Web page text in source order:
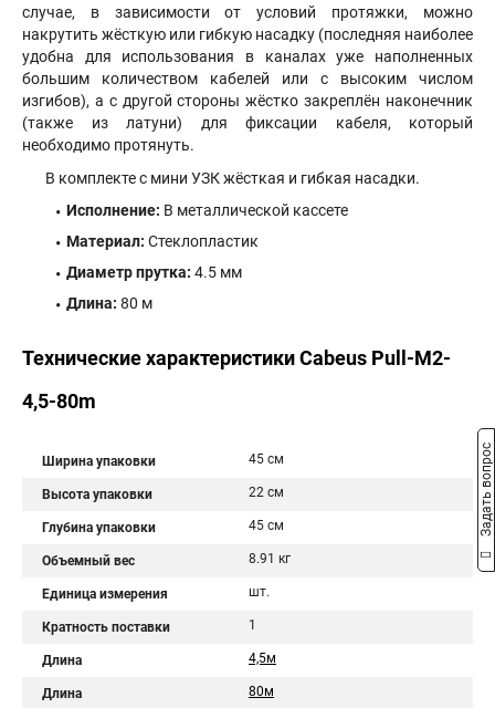
случае, в зависимости от условий протяжки, можно
накрутить жёсткую или гибкую насадку (последняя наиболее
удобна для использования в каналах уже наполненных
большим количеством кабелей или с высоким числом
изгибов), а с другой стороны жёстко закреплён наконечник
(также из латуни) для фиксации кабеля, который
необходимо протянуть.
В комплекте с мини УЗК жёсткая и гибкая насадки.
Исполнение: В металлической кассете
Материал: Стеклопластик
Диаметр прутка: 4.5 мм
Длина: 80 м
Технические характеристики Cabeus Pull-M2-
4,5-80m
Ширина упаковки 45 см
Высота упаковки 22 см
Глубина упаковки 45 см
Объемный вес 8.91 кг
Единица измерения шт.
Кратность поставки 1
Длина 4,5м
Длина 80м
Задать вопрос